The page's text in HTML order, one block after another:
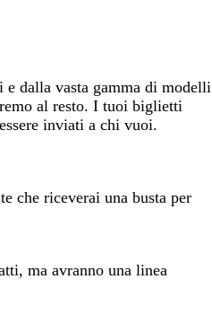
dalla vasta gamma di modelli
al resto. I tuoi biglietti
inviati a chi vuoi.
che riceverai una busta per
ma avranno una linea